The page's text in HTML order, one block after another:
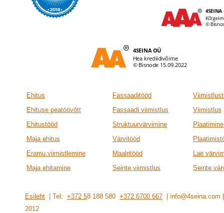
Ehitus Fassaaditööd
Ehituse peatöövõtt
Fassaadi viimistlus
Viimistlus
Ehitustööd
Struktuurvärvimine
Plaatimine
Maja ehitus
Värvitööd
Eramu viimistlemine
Maalritööd
Lae
Maja ehitamine
Seinte viimistlus Seinte
Esileht | Tel: +372 58 188 580 +372 6700 667 |
201 2